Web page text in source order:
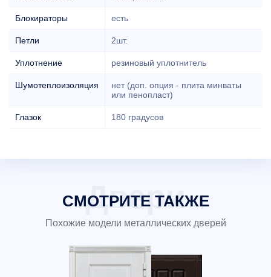
Блокираторы есть
Петли 2шт.
Уплотнение резиновый уплотнитель
Шумотеплоизоляция
нет (доп. опция - плита минваты
или пенопласт)
Глазок 180 градусов
СМОТРИТЕ ТАКЖЕ
Похожие модели металлических дверей